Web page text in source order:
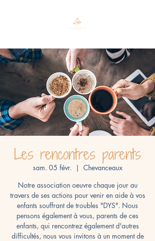
Les rencontres parents
sam. 05 févr.
  |
Chevanceaux
Notre association oeuvre chaque jour au
travers de ses actions pour venir en aide à vos
enfants souffrant de troubles "DYS". Nous
pensons également à vous, parents de ces
enfants, qui rencontrez également d'autres
difficultés, nous vous invitons à un moment de